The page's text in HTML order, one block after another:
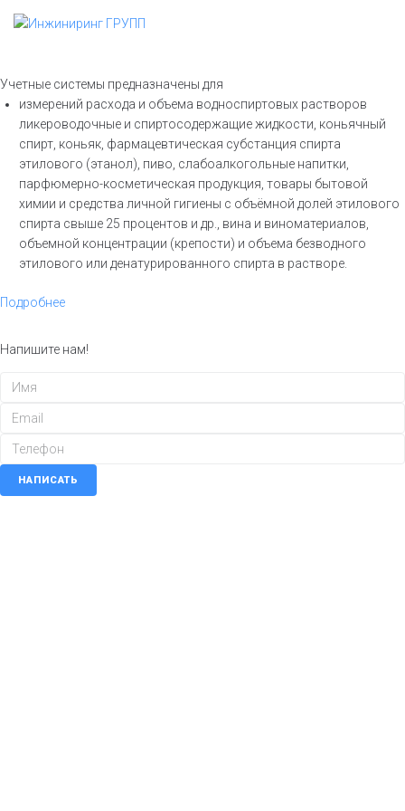
Учетные системы предназначены для
измерений расхода и объема водноспиртовых растворов
ликероводочные и спиртосодержащие жидкости, коньячный
спирт, коньяк, фармацевтическая субстанция спирта
этилового (этанол), пиво, слабоалкогольные напитки,
парфюмерно-косметическая продукция, товары бытовой
химии и средства личной гигиены с объёмной долей этилового
спирта свыше 25 процентов и др., вина и виноматериалов,
объемной концентрации (крепости) и объема безводного
этилового или денатурированного спирта в растворе.
Подробнее
Напишите нам!
НАПИСАТЬ